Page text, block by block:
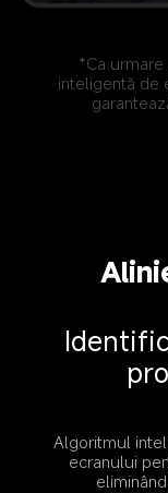
*Ca
inteligentă de
Algoritmul
ecranului